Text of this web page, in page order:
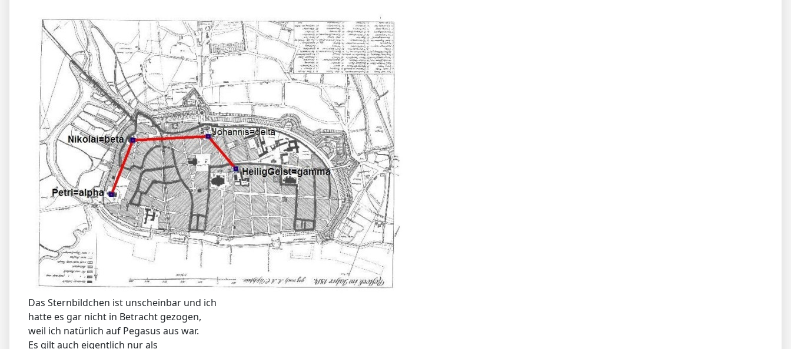
Das Sternbildchen ist unscheinbar und ich
hatte es gar nicht in Betracht gezogen,
weil ich natürlich auf Pegasus aus war.
Es gilt auch eigentlich nur als